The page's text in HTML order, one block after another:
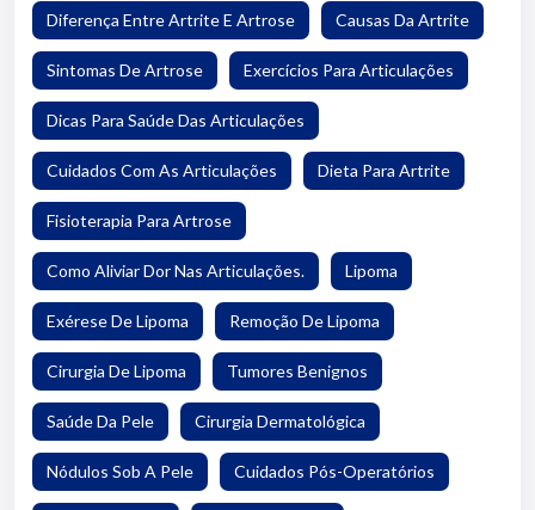
Diferença Entre Artrite E Artrose Causas Da Artrite
Sintomas De Artrose Exercícios Para Articulações
Dicas Para Saúde Das Articulações
Cuidados Com As Articulações Dieta Para Artrite
Fisioterapia Para Artrose
Como Aliviar Dor Nas Articulações. Lipoma
Exérese De Lipoma Remoção De Lipoma
Cirurgia De Lipoma Tumores Benignos
Saúde Da Pele Cirurgia Dermatológica
Nódulos Sob A Pele Cuidados Pós-Operatórios